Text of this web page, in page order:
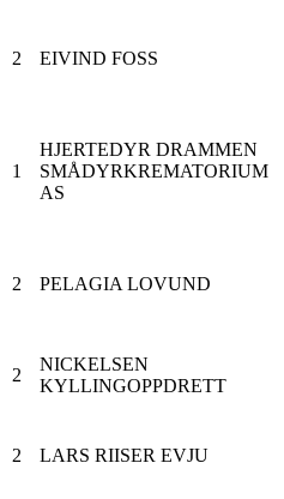
2 EIVIND FOSS
1
HJERTEDYR DRAMMEN
SMÅDYRKREMATORIUM
AS
2 PELAGIA LOVUND
2
NICKELSEN
KYLLINGOPPDRETT
2 LARS RIISER EVJU